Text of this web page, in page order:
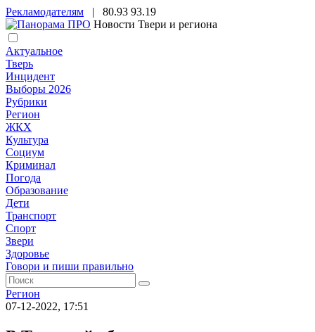
Рекламодателям | 80.93 93.19
Новости Твери и региона
Актуальное
Тверь
Инцидент
Выборы 2026
Рубрики
Регион
ЖКХ
Культура
Социум
Криминал
Погода
Образование
Дети
Транспорт
Спорт
Звери
Здоровье
Говори и пиши правильно
Регион
07-12-2022, 17:51